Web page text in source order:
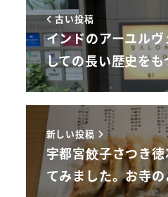
古い投稿
インドのアーユル
しての長い歴史を
新しい投稿
宇都宮餃子さつき
てみました。お寺